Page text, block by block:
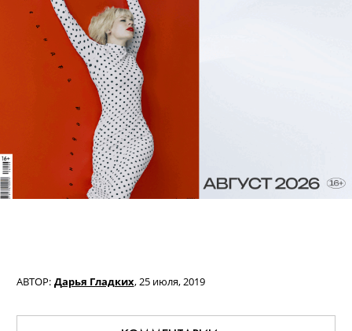
АВТОР: Дарья Гладких,25 июля, 2019